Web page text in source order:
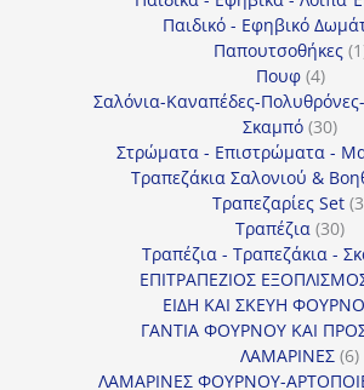
Παιδικό - Εφηβικό
Παπουτσοθήκες 1
Πουφ 44
Σαλόνια-Καναπέδες-
Σκαμπό 3030
Στρώματα - Επιστρώματα -
Τραπεζάκια Σαλονιού &
Τραπεζαρίες Set 3
Τραπέζια 3030
Τραπέζια - Τραπεζάκια -
ΕΠΙΤΡΑΠΕΖΙΟΣ
ΕΙΔΗ ΚΑΙ ΣΚΕΥΗ
ΓΑΝΤΙΑ ΦΟΥΡΝΟΥ ΚΑΙ
ΛΑΜΑΡΙΝΕΣ 66
ΛΑΜΑΡΙΝΕΣ ΦΟΥΡΝΟΥ-